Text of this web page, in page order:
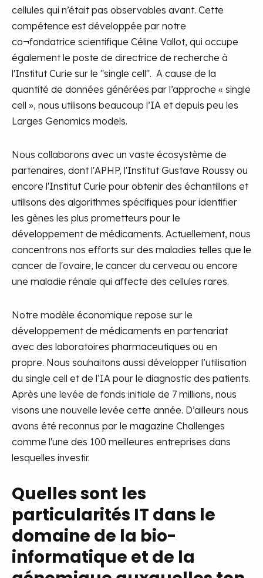
cellules qui n’était pas observables avant. Cette
compétence est développée par notre
co¬fondatrice scientifique Céline Vallot, qui occupe
également le poste de directrice de recherche à
l'Institut Curie sur le "single cell". A cause de la
quantité de données générées par l’approche « single
cell », nous utilisons beaucoup l’IA et depuis peu les
Larges Genomics models.
Nous collaborons avec un vaste écosystème de
partenaires, dont l'APHP, l'Institut Gustave Roussy ou
encore l'Institut Curie pour obtenir des échantillons et
utilisons des algorithmes spécifiques pour identifier
les gènes les plus prometteurs pour le
développement de médicaments. Actuellement, nous
concentrons nos efforts sur des maladies telles que le
cancer de l'ovaire, le cancer du cerveau ou encore
une maladie rénale qui affecte des cellules rares.
Notre modèle économique repose sur le
développement de médicaments en partenariat
avec des laboratoires pharmaceutiques ou en
propre. Nous souhaitons aussi développer l’utilisation
du single cell et de l’IA pour le diagnostic des patients.
Après une levée de fonds initiale de 7 millions, nous
visons une nouvelle levée cette année. D’ailleurs nous
avons été reconnus par le magazine Challenges
comme l'une des 100 meilleures entreprises dans
lesquelles investir.
Quelles sont les
particularités IT dans le
domaine de la bio-
informatique et de la